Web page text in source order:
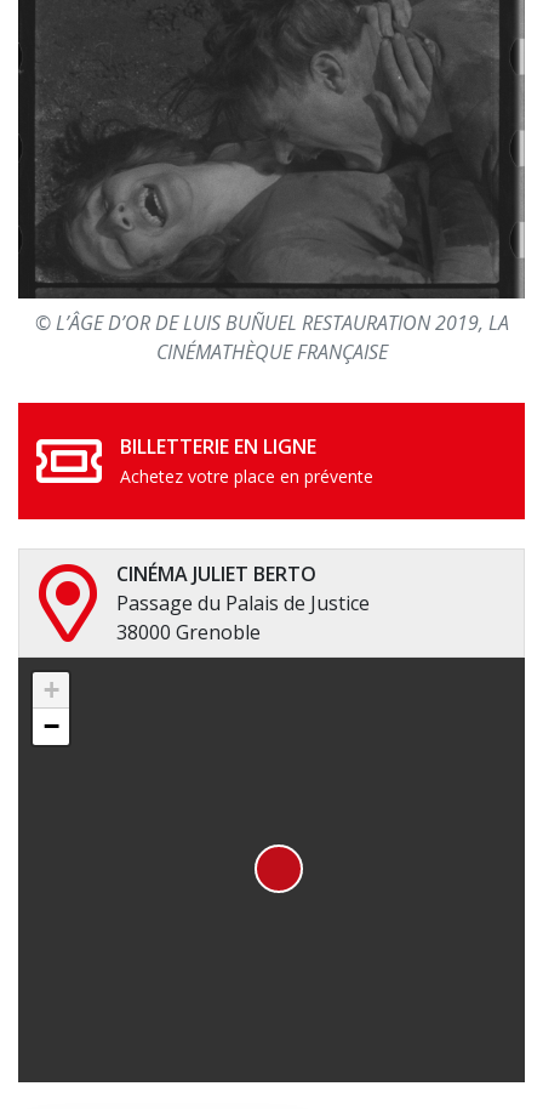
© L’ÂGE D’OR DE LUIS BUÑUEL RESTAURATION 2019, LA
CINÉMATHÈQUE FRANÇAISE
BILLETTERIE EN LIGNE
Achetez votre place en prévente
CINÉMA JULIET BERTO
Passage du Palais de Justice
38000 Grenoble
+
−